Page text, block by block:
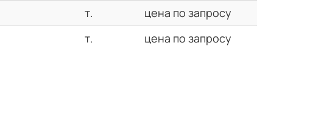
т.
цена по запросу
т. цена по запросу